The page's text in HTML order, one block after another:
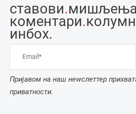
ставови.мишљења
коментари.
инбоx.
Пријавом на наш неwслеттер
приватности.